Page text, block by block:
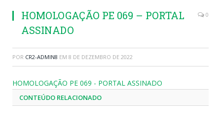
HOMOLOGAÇÃO PE 069 – PORTAL
ASSINADO
0
POR CR2-ADMIN8 EM 8 DE DEZEMBRO DE 2022
HOMOLOGAÇÃO PE 069 - PORTAL ASSINADO
CONTEÚDO RELACIONADO